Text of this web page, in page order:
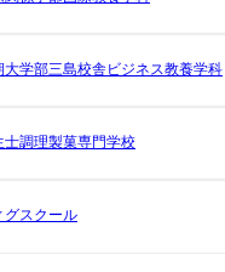
大学部三島校舎ビジネス教養学科
士調理製菓専門学校
グスクール